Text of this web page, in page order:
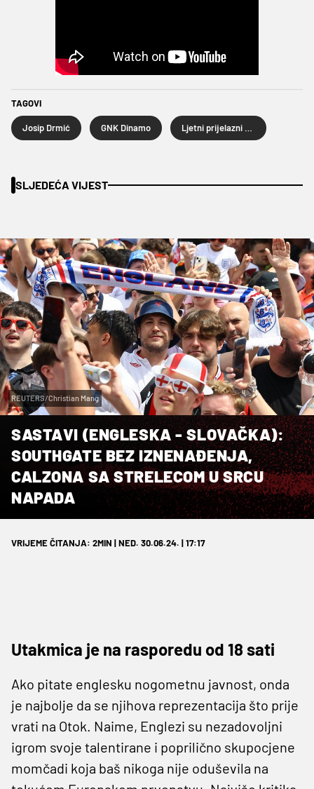
TAGOVI
Josip Drmić GNK Dinamo
SLJEDEĆA VIJEST
REUTERS/Christian Mang
SASTAVI (ENGLESKA - SLOVAČKA):
SOUTHGATE BEZ IZNENAĐENJA,
CALZONA SA STRELECOM U SRCU
NAPADA
VRIJEME ČITANJA: 2MIN | NED. 30.06.24. | 17:17
Utakmica je na rasporedu od 18 sati
Ako pitate englesku nogometnu javnost, onda
je najbolje da se njihova reprezentacija što prije
vrati na Otok. Naime, Englezi su nezadovoljni
igrom svoje talentirane i poprilično skupocjene
momčadi koja baš nikoga nije oduševila na